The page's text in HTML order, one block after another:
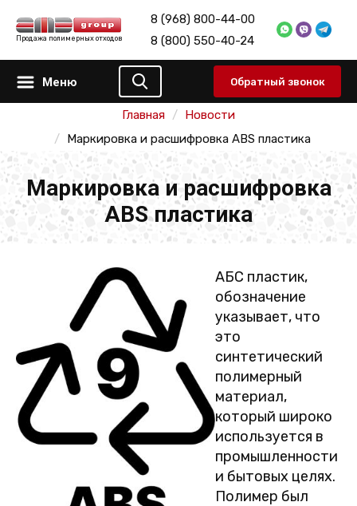
Продажа полимерных отходов
8 (968) 800-44-00
8 (800) 550-40-24
Меню Обратный звонок
Главная
Новости
Маркировка и расшифровка ABS пластика
Маркировка и расшифровка
ABS пластика
АБС пластик,
обозначение
указывает, что
это
синтетический
полимерный
материал,
который широко
используется в
промышленности
и бытовых целях.
Полимер был